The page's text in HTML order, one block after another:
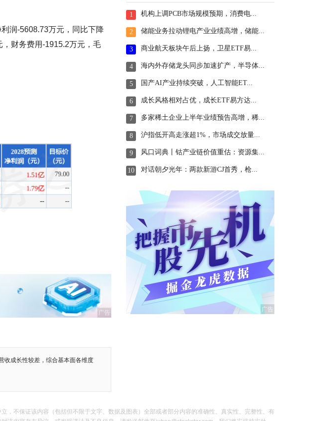
润-5608.73万元，同比下降
财务费用-1915.2万元，毛
广告
收成长性较差，综合基本面各维度
1 机构上调PCB市场规模预期，消费电...
2 储能业务拉动锂电产业业绩高增，储能...
3 商业航天板块午后上扬，卫星ETF易...
4 海内外存储龙头同步加速扩产，半导体...
5 国产AI产业持续突破，人工智能ET...
6 成长风格相对占优，成长ETF易方达...
7 多家稀土企业上半年业绩预告高增，稀...
8 沪指低开高走涨超1%，市场成交放量...
9 风口词典丨钴产业链价值重估：资源集...
10 对话朝夕光年：两款新游CJ首秀，枪...
，不保证该内容（包括但不限于文字、数据及图表）全部或者部分内容的准确性、真实性、完整性、有